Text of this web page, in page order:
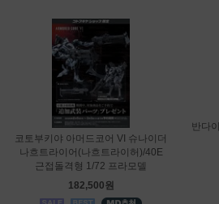
코토부키야 아머드코어 VI 슈나이더
나흐트라이어(나흐트라이허)/40E
근접돌격형 1/72 프라모델
182,500원
반다